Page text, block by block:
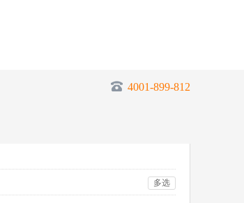
4001-899-812
多选